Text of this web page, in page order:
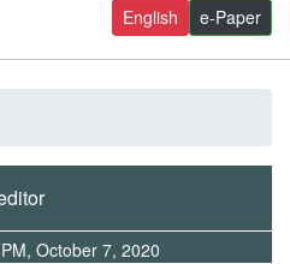
e-Paper
English
October 7, 2020